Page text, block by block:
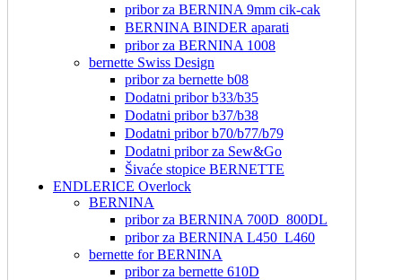
pribor za BERNINA 9mm cik-cak
BERNINA BINDER aparati
pribor za BERNINA 1008
bernette Swiss Design
pribor za bernette b08
Dodatni pribor b33/b35
Dodatni pribor b37/b38
Dodatni pribor b70/b77/b79
Dodatni pribor za Sew&Go
Šivaće stopice BERNETTE
ENDLERICE Overlock
BERNINA
pribor za BERNINA 700D_800DL
pribor za BERNINA L450_L460
bernette for BERNINA
pribor za bernette 610D